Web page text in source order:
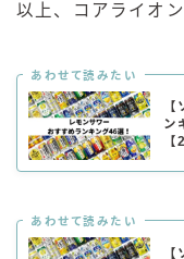
以上、コアライオン
あわせて読みたい
ン
【
あわせて読みたい